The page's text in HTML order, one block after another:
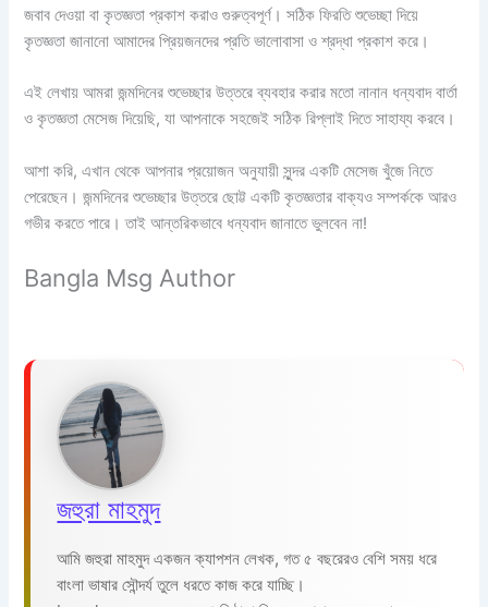
জবাব দেওয়া বা কৃতজ্ঞতা প্রকাশ করাও গুরুত্বপূর্ণ। সঠিক ফিরতি শুভেচ্ছা দিয়ে
কৃতজ্ঞতা জানানো আমাদের প্রিয়জনদের প্রতি ভালোবাসা ও শ্রদ্ধা প্রকাশ করে।
এই লেখায় আমরা জন্মদিনের শুভেচ্ছার উত্তরে ব্যবহার করার মতো নানান ধন্যবাদ বার্তা
ও কৃতজ্ঞতা মেসেজ দিয়েছি, যা আপনাকে সহজেই সঠিক রিপ্লাই দিতে সাহায্য করবে।
আশা করি, এখান থেকে আপনার প্রয়োজন অনুযায়ী সুন্দর একটি মেসেজ খুঁজে নিতে
পেরেছেন। জন্মদিনের শুভেচ্ছার উত্তরে ছোট্ট একটি কৃতজ্ঞতার বাক্যও সম্পর্ককে আরও
গভীর করতে পারে। তাই আন্তরিকভাবে ধন্যবাদ জানাতে ভুলবেন না!
Bangla Msg Author
জহুরা মাহমুদ
আমি জহুরা মাহমুদ একজন ক্যাপশন লেখক, গত ৫ বছরেরও বেশি সময় ধরে
বাংলা ভাষার সৌন্দর্য তুলে ধরতে কাজ করে যাচ্ছি।